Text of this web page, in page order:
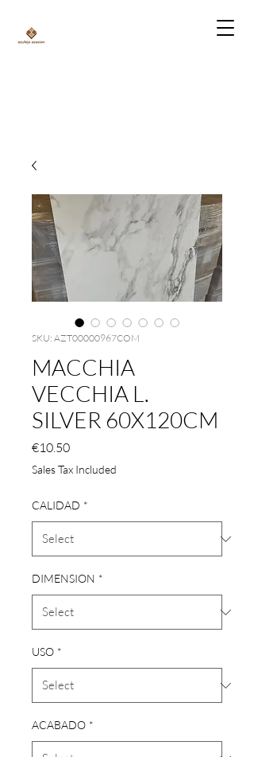
SKU: AZT00000967COM
MACCHIA
VECCHIA L.
SILVER 60X120CM
€10.50Price
Sales Tax Included
CALIDAD *
DIMENSION *
USO *
ACABADO *